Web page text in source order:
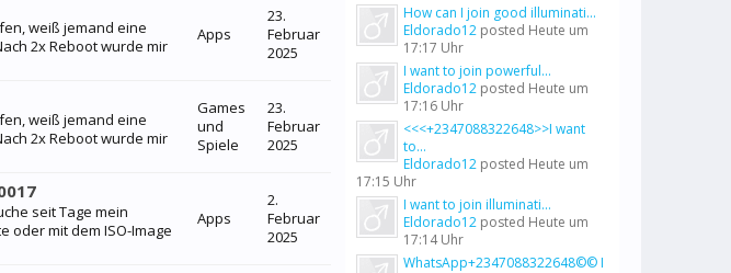
weiß jemand eine
2x Reboot wurde mir
Apps
23.
Februar
2025
weiß jemand eine
2x Reboot wurde mir
Games
und
Spiele
23.
Februar
2025
seit Tage mein
oder mit dem ISO-Image
Apps
2.
Februar
2025
How can I join good illuminati...
Eldorado12 posted Heute um
17:17 Uhr
I want to join powerful...
Eldorado12 posted Heute um
17:16 Uhr
<<<+2347088322648>>I want
to...
Eldorado12 posted Heute um
17:15 Uhr
I want to join illuminati...
Eldorado12 posted Heute um
17:14 Uhr
WhatsApp+2347088322648©© I